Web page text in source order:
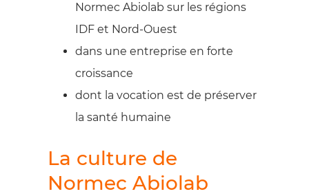
Normec Abiolab sur les régions
IDF et Nord-Ouest
dans une entreprise en forte
croissance
dont la vocation est de préserver
la santé humaine
La culture de
Normec Abiolab